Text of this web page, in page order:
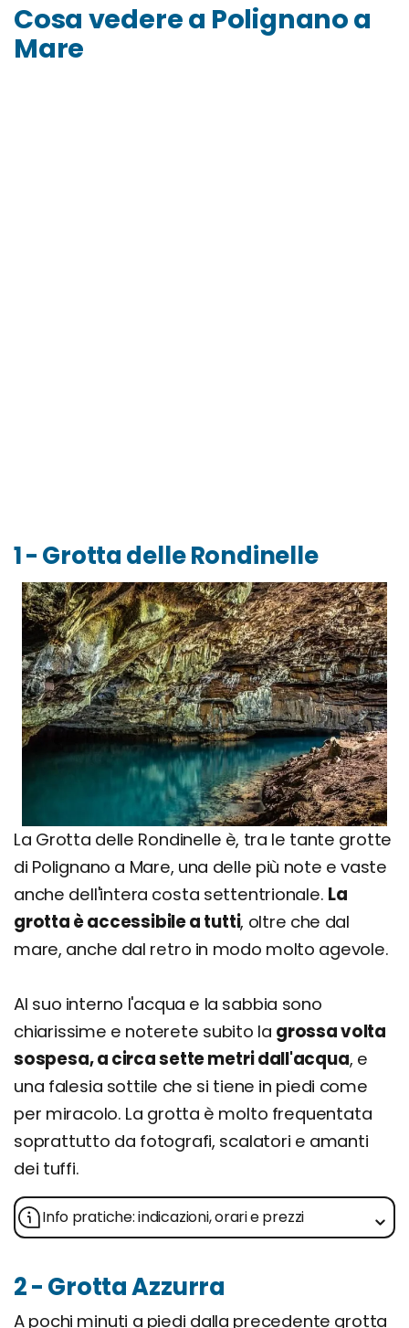
Cosa vedere a Polignano a
Mare
1 - Grotta delle Rondinelle
La Grotta delle Rondinelle è, tra le tante grotte
di Polignano a Mare, una delle più note e vaste
anche dell'intera costa settentrionale. La
grotta è accessibile a tutti, oltre che dal
mare, anche dal retro in modo molto agevole.
Al suo interno l'acqua e la sabbia sono
chiarissime e noterete subito la grossa volta
sospesa, a circa sette metri dall'acqua, e
una falesia sottile che si tiene in piedi come
per miracolo. La grotta è molto frequentata
soprattutto da fotografi, scalatori e amanti
dei tuffi.
Info pratiche: indicazioni, orari e prezzi
2 - Grotta Azzurra
A pochi minuti a piedi dalla precedente grotta